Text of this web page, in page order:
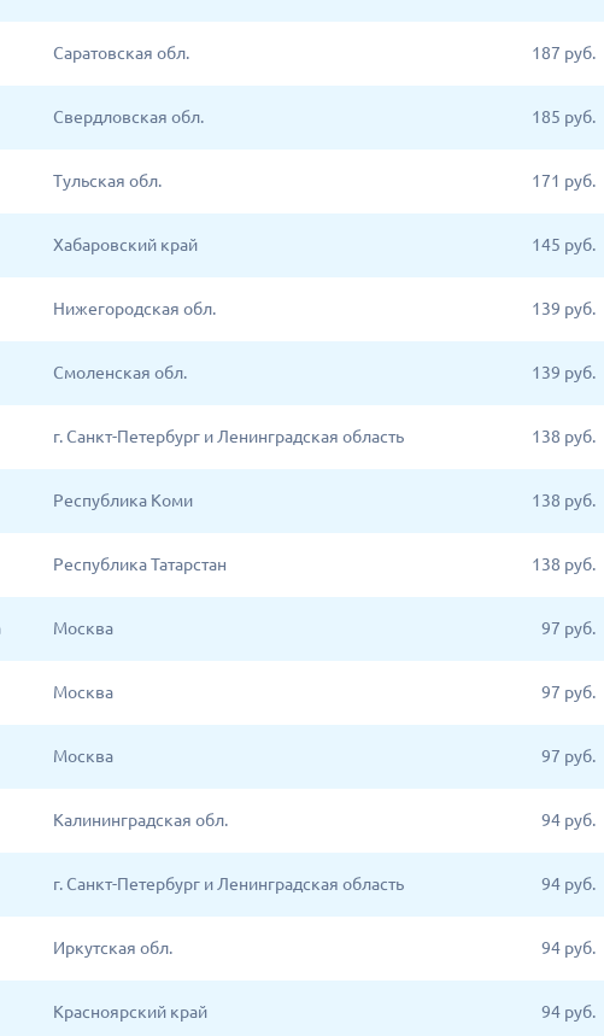
Саратовская обл. 187 руб.
Свердловская обл. 185 руб.
Тульская обл. 171 руб.
Хабаровский край 145 руб.
Нижегородская обл. 139 руб.
Смоленская обл. 139 руб.
г. Санкт-Петербург и Ленинградская область 138 руб.
Республика Коми 138 руб.
Республика Татарстан 138 руб.
Москва 97 руб.
Москва 97 руб.
Москва 97 руб.
Калининградская обл. 94 руб.
г. Санкт-Петербург и Ленинградская область 94 руб.
Иркутская обл. 94 руб.
Красноярский край 94 руб.